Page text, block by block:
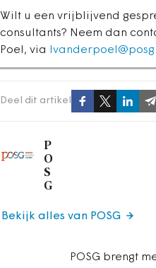
Wilt u een vrijblijvend
consultants? Neem dan
Poel, via
Deel dit artikel
P
O
S
G
POSG brengt
Bekijk alles van POSG